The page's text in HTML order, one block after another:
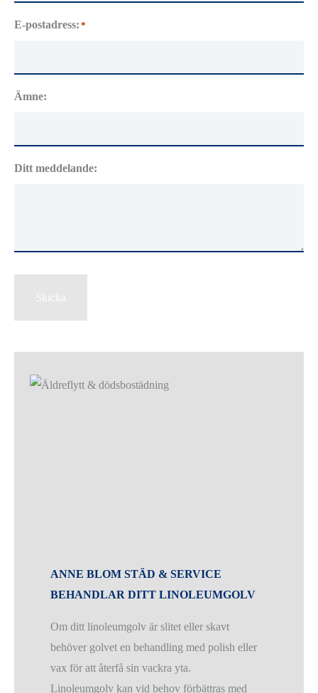
E-postadress: *
Ämne:
Ditt meddelande:
Skicka
ANNE BLOM STÄD & SERVICE
BEHANDLAR DITT LINOLEUMGOLV
Om ditt linoleumgolv är slitet eller skavt
behöver golvet en behandling med polish eller
vax för att återfå sin vackra yta.
Linoleumgolv kan vid behov förbättras med